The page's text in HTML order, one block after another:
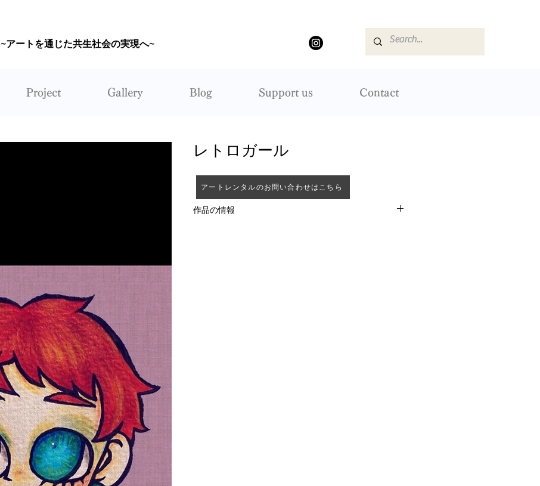
~アートを通じた共生社会の実現へ~
Project Gallery Blog Support us Contact
レトロガール
作品の情報
アートレンタルのお問い合わせはこちら
CORUNUM